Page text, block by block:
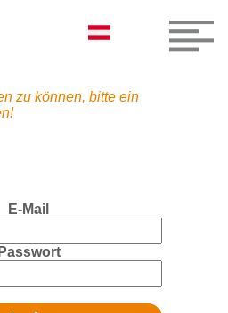
zu können, bitte ein
E-Mail
Passwort